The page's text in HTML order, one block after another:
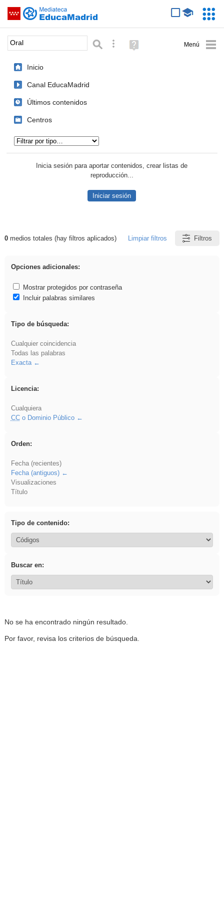
Saltar navegación
Palabra o frase: Búsqueda avanzada
Ayuda
(en
Inicio
Canal EducaMadrid
Últimos contenidos
Centros
Inicia sesión para aportar contenidos, crear listas de
reproducción...
Iniciar sesión
Resultados de: Oral
0medios totales (hay filtros aplicados) Limpiar filtros Filtros
Opciones adicionales:
Mostrar protegidos por contraseña
Incluir palabras similares
Tipo de búsqueda:
Cualquier coincidencia
Todas las palabras
Exacta
Licencia:
Cualquiera
CCo Dominio Público
Orden:
Fecha (recientes)
Fecha (antiguos)
Visualizaciones
Título
Tipo de contenido:
Buscar en:
No se ha encontrado ningún resultado.
Por favor, revisa los criterios de búsqueda.